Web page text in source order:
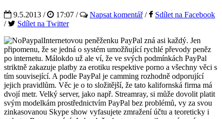
9.5.2013 / 17:07 / Napsat komentář/
Sdílet na Facebook
/
Sdílet na Twitter
Internetovou peněženku PayPal zná asi každý. Jen
připomenu, že se jedná o systém umožňující rychlé převody peněz
po internetu. Málokdo už ale ví, že ve svých podmínkách PayPal
striktně zakazuje platby za erotiku respektive porno a všechny věci s
tím související. A podle PayPal je camming rozhodně odporující
jejich pravidlům. Věc je o to složitější, že tato kalifornská firma má
dvojí metr. Velký server, jako např. Streamray, si může dovolit platit
svým modelkám prostřednictvím PayPal bez problémů, vy za svou
zinkasovanou Skype show vyfasujete zmražení účtu a teoreticky i